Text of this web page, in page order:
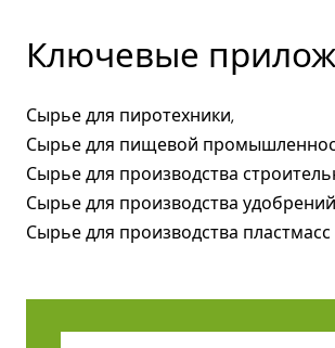
Ключевые
Сырье для пиротехники,
Сырье для пищевой
Сырье для производства
Сырье для производства
Сырье для производства пластмасс